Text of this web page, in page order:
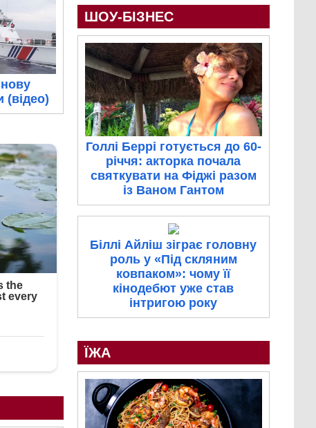
(відео)
ШОУ-БІЗНЕС
Голлі Беррі готується до 60-
річчя: акторка почала
святкувати на Фіджі разом
із Ваном Гантом
Біллі Айліш зіграє головну
роль у «Під скляним
ковпаком»: чому її
кінодебют уже став
інтригою року
ЇЖА